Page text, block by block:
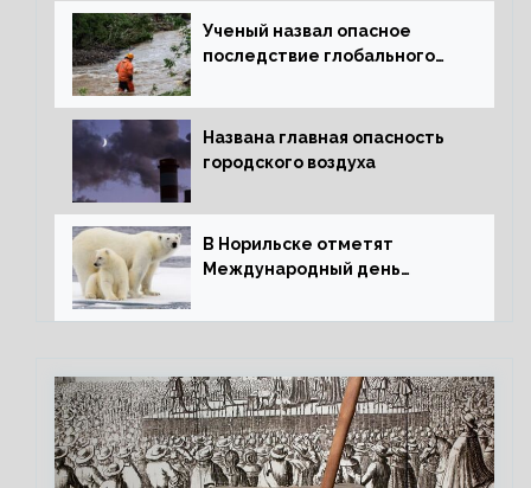
Ученый назвал опасное
последствие глобального
Названа главная опасность
городского воздуха
В Норильске отметят
Международный день